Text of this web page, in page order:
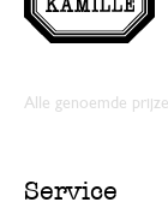
Alle genoemde
Service